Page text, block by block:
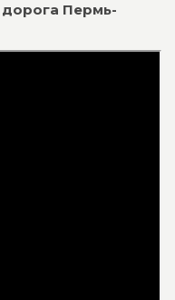
Пермь-